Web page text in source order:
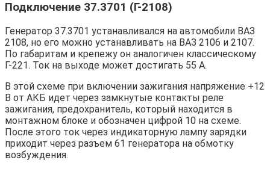
Подключение 37.3701 (Г-2108)
Генератор 37.3701 устанавливался на автомобили ВАЗ
2108, но его можно устанавливать на ВАЗ 2106 и 2107.
По габаритам и крепежу он аналогичен классическому
Г-221. Ток на выходе может достигать 55 А.
В этой схеме при включении зажигания напряжение +12
В от АКБ идет через замкнутые контакты реле
зажигания, предохранитель, который находится в
монтажном блоке и обозначен цифрой 10 на схеме.
После этого ток через индикаторную лампу зарядки
приходит через разъем 61 генератора на обмотку
возбуждения.